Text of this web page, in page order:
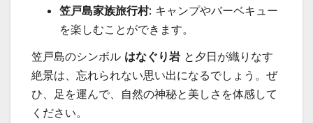
笠戸島家族旅行村: キャンプやバーベキュー
を楽しむことができます。
笠戸島のシンボル はなぐり岩 と夕日が織りなす
絶景は、忘れられない思い出になるでしょう。ぜ
ひ、足を運んで、自然の神秘と美しさを体感して
ください。